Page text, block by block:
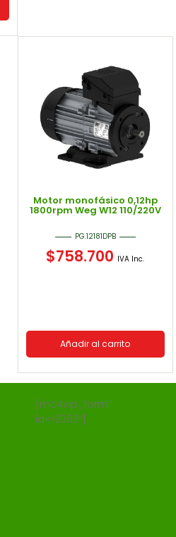
Motor monofásico 0,12hp
1800rpm Weg W12 110/220V
PG.12181DPB
$758.700 IVA Inc.
Añadir al carrito
[mc4wp_form
id=»2383″]